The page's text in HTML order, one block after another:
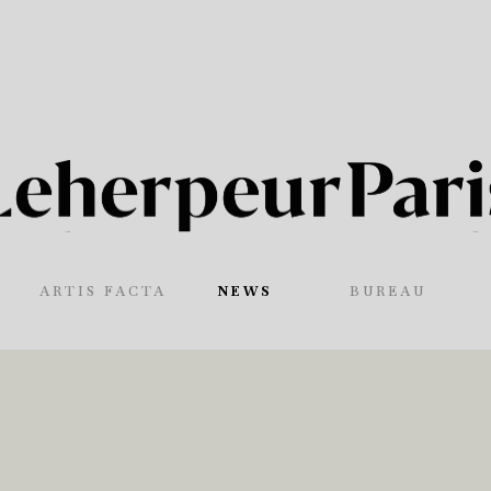
NEWS BUREAU
ARTIS FACTA